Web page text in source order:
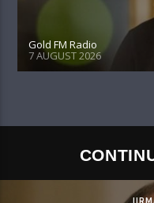
Gold FM Radio
7 AUGUST 2026